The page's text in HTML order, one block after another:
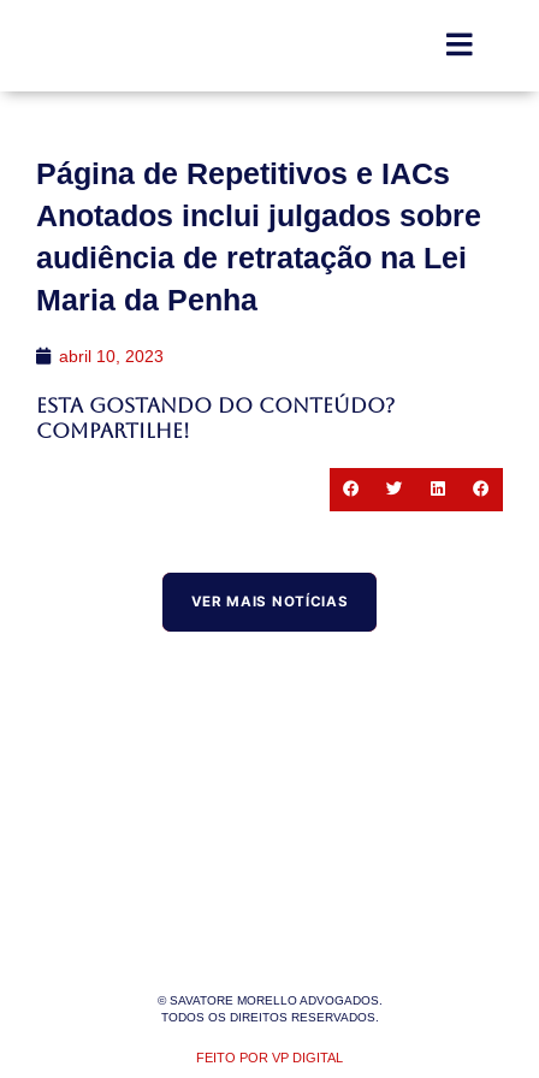
Página de Repetitivos e IACs
Anotados inclui julgados sobre
audiência de retratação na Lei
Maria da Penha
abril 10, 2023
Esta gostando do conteúdo?
Compartilhe!
VER MAIS NOTÍCIAS
© SAVATORE MORELLO ADVOGADOS.
TODOS OS DIREITOS RESERVADOS.
FEITO POR VP DIGITAL